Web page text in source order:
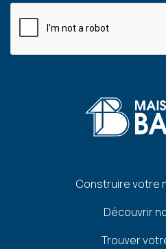
Construire votre
Découvrir
Trouver